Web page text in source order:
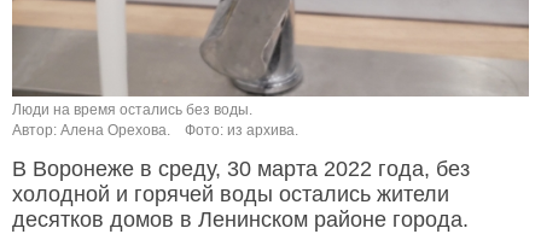
Люди на время остались без воды.
Автор: Алена Орехова.
Фото: из архива.
В Воронеже в среду, 30 марта 2022 года, без
холодной и горячей воды остались жители
десятков домов в Ленинском районе города.